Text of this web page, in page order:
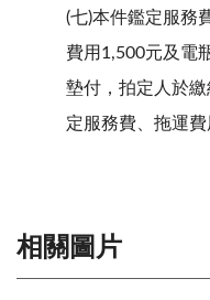
(七)本件鑑定服務
費用1,500元及電
墊付，拍定人於
定服務費、拖運費
相關圖片